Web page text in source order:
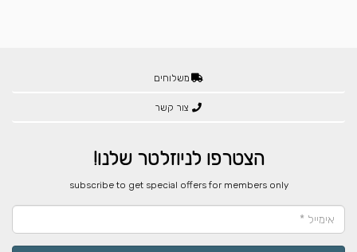
משלוחים
צור קשר
הצטרפו לניוזלטר שלנו!
​subscribe to get special offers for members only